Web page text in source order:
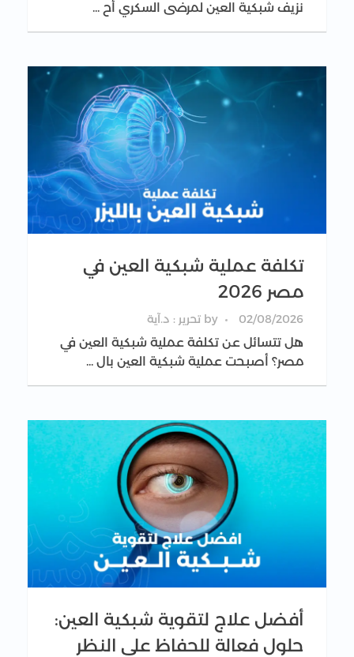
نزيف شبكية العين لمرضى السكري أح ...
تكلفة عملية شبكية العين في
مصر 2026
02/08/2026
by تحرير : د.آية
هل تتسائل عن تكلفة عملية شبكية العين في
مصر؟ أصبحت عملية شبكية العين بال ...
أفضل علاج لتقوية شبكية العين:
حلول فعالة للحفاظ على النظر